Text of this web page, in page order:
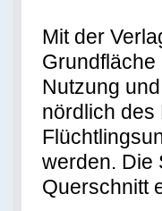
Mit der
Nutzung
nördlich des
werden. Die
Querschnitt